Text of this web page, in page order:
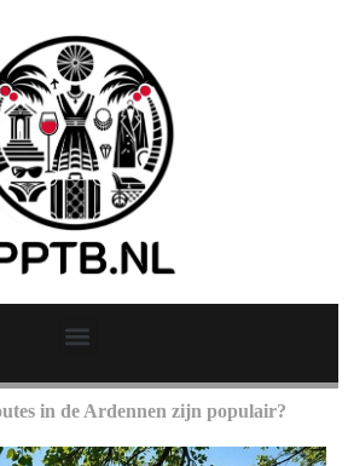
in de Ardennen zijn populair?